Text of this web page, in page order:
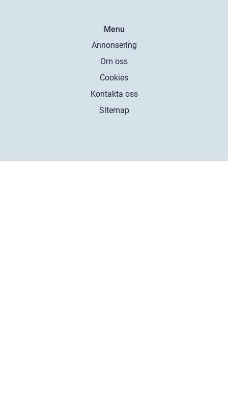
Menu
Annonsering
Om oss
Cookies
Kontakta oss
Sitemap